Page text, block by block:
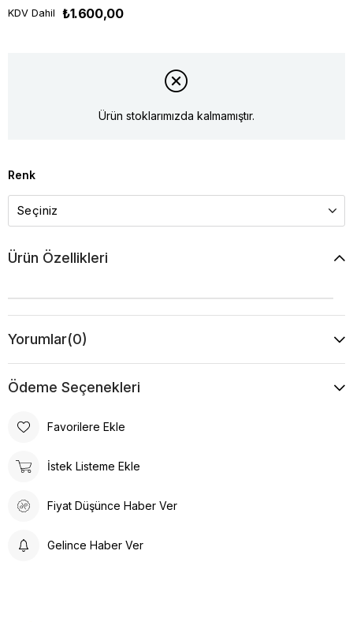
KDV Dahil ₺1.600,00
Ürün stoklarımızda kalmamıştır.
Renk
Ürün Özellikleri
Yorumlar(0)
Ödeme Seçenekleri
Favorilere Ekle
İstek Listeme Ekle
Fiyat Düşünce Haber Ver
Gelince Haber Ver